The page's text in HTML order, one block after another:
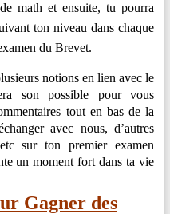
math et ensuite, tu pourra
ton niveau dans chaque
du Brevet.
notions en lien avec le
son possible pour vous
tout en bas de la
avec nous, d’autres
sur ton premier examen
un moment fort dans ta vie
Gagner des